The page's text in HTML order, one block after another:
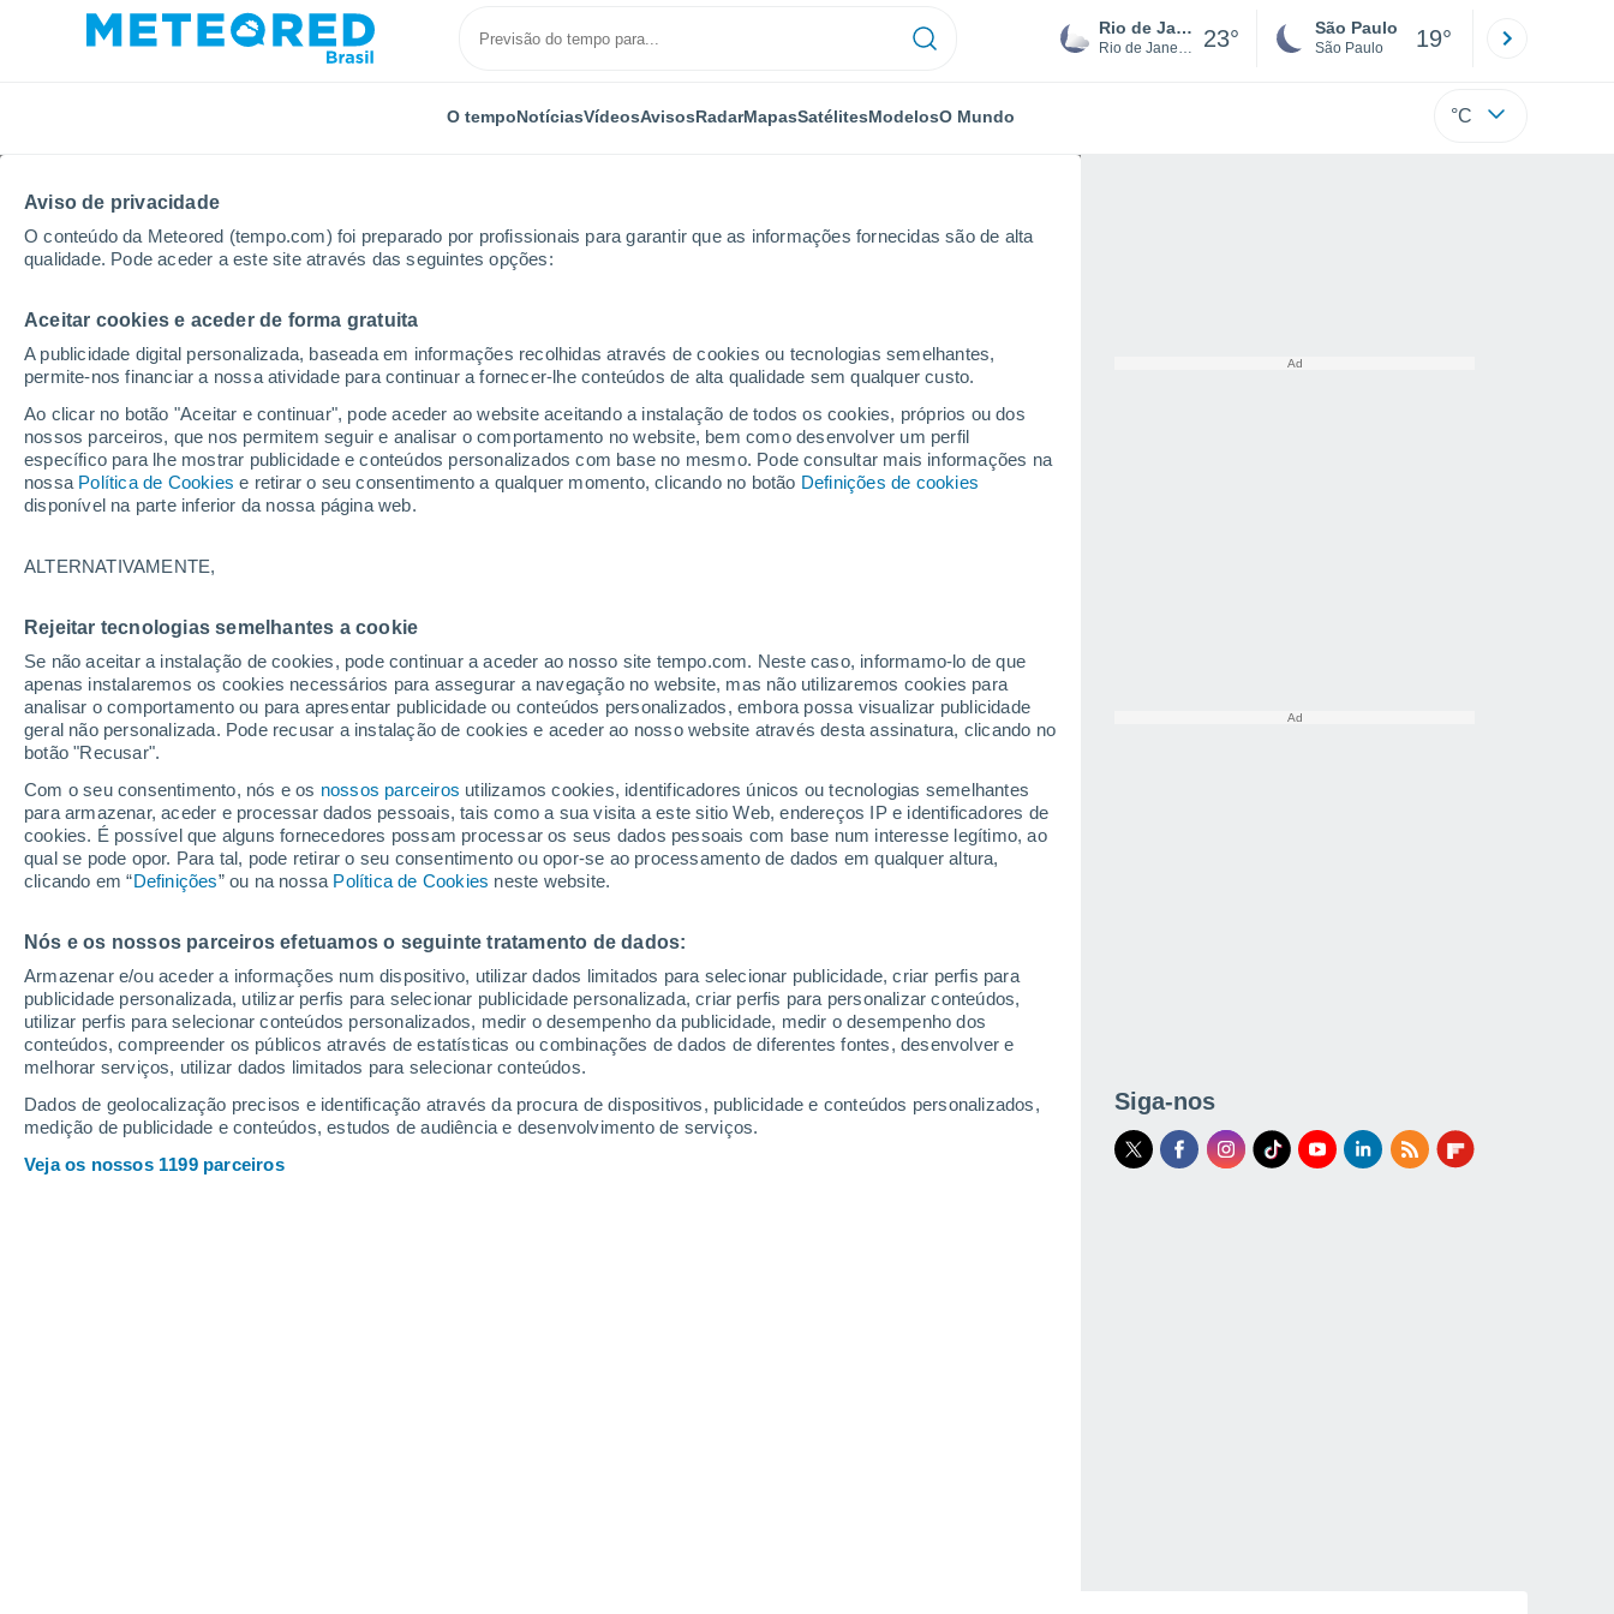
Aviso de privacidade
O conteúdo da Meteored (tempo.com) foi preparado por profissionais para garantir que as informações fornecidas são de alta
qualidade. Pode aceder a este site através das seguintes opções:
Aceitar cookies e aceder de forma gratuita
A publicidade digital personalizada, baseada em informações recolhidas através de cookies ou tecnologias semelhantes,
permite-nos financiar a nossa atividade para continuar a fornecer-lhe conteúdos de alta qualidade sem qualquer custo.
Ao clicar no botão "Aceitar e continuar", pode aceder ao website aceitando a instalação de todos os cookies, próprios ou dos
nossos parceiros, que nos permitem seguir e analisar o comportamento no website, bem como desenvolver um perfil
específico para lhe mostrar publicidade e conteúdos personalizados com base no mesmo. Pode consultar mais informações na
nossa Política de Cookies e retirar o seu consentimento a qualquer momento, clicando no botão Definições de cookies
disponível na parte inferior da nossa página web.
ALTERNATIVAMENTE,
Rejeitar tecnologias semelhantes a cookie
Se não aceitar a instalação de cookies, pode continuar a aceder ao nosso site tempo.com. Neste caso, informamo-lo de que
apenas instalaremos os cookies necessários para assegurar a navegação no website, mas não utilizaremos cookies para
analisar o comportamento ou para apresentar publicidade ou conteúdos personalizados, embora possa visualizar publicidade
geral não personalizada. Pode recusar a instalação de cookies e aceder ao nosso website através desta assinatura, clicando no
botão "Recusar".
Com o seu consentimento, nós e os nossos parceiros utilizamos cookies, identificadores únicos ou tecnologias semelhantes
para armazenar, aceder e processar dados pessoais, tais como a sua visita a este sitio Web, endereços IP e identificadores de
cookies. É possível que alguns fornecedores possam processar os seus dados pessoais com base num interesse legítimo, ao
qual se pode opor. Para tal, pode retirar o seu consentimento ou opor-se ao processamento de dados em qualquer altura,
clicando em “Definições” ou na nossa Política de Cookies neste website.
Nós e os nossos parceiros efetuamos o seguinte tratamento de dados:
Armazenar e/ou aceder a informações num dispositivo, utilizar dados limitados para selecionar publicidade, criar perfis para
publicidade personalizada, utilizar perfis para selecionar publicidade personalizada, criar perfis para personalizar conteúdos,
utilizar perfis para selecionar conteúdos personalizados, medir o desempenho da publicidade, medir o desempenho dos
conteúdos, compreender os públicos através de estatísticas ou combinações de dados de diferentes fontes, desenvolver e
melhorar serviços, utilizar dados limitados para selecionar conteúdos.
Dados de geolocalização precisos e identificação através da procura de dispositivos, publicidade e conteúdos personalizados,
medição de publicidade e conteúdos, estudos de audiência e desenvolvimento de serviços.
Veja os nossos 1199 parceiros
Rio de Janeiro
Rio de Janeiro 23° São Paulo
São Paulo 19°
O tempoNotíciasVídeosAvisosRadarMapasSatélitesModelosO Mundo °C
Início Sérvia Zlatibor
Previsão do tempo para Zlatibor
Hoje, 7 agosto Todo o dia Símbolo
29°
18°
34°
19°
Požega
30°
15°
Prijepolje
Nova Varoš
32°
17°
Priboj
28°
17°
Siga-nos